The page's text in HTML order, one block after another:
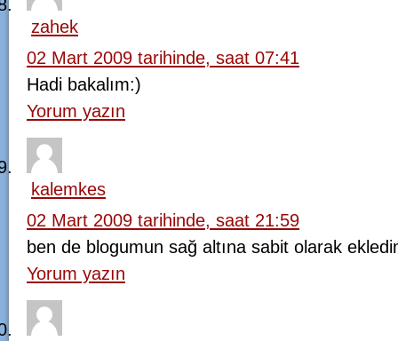
zahek
02 Mart 2009 tarihinde, saat 07:41
Hadi bakalım:)
Yorum yazın
kalemkes
02 Mart 2009 tarihinde, saat 21:59
ben de blogumun sağ altına sabit olarak
Yorum yazın